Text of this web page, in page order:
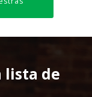
lista de